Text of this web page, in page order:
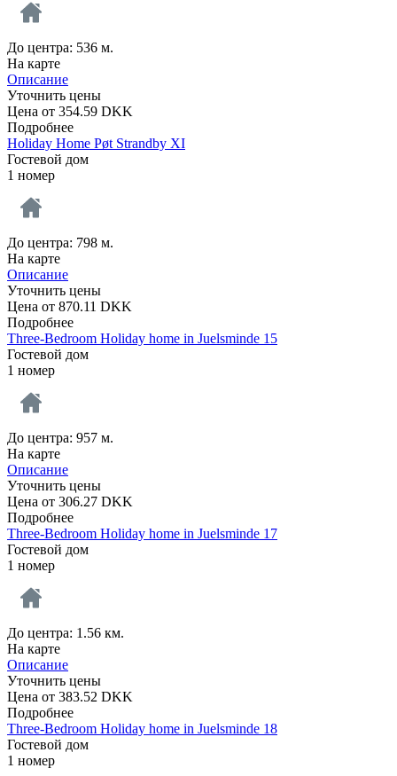
До центра: 536 м.
На карте
Описание
Уточнить цены
Цена от 354.59 DKK
Подробнее
Holiday Home Pøt Strandby XI
Гостевой дом
1 номер
До центра: 798 м.
На карте
Описание
Уточнить цены
Цена от 870.11 DKK
Подробнее
Three-Bedroom Holiday home in Juelsminde 15
Гостевой дом
1 номер
До центра: 957 м.
На карте
Описание
Уточнить цены
Цена от 306.27 DKK
Подробнее
Three-Bedroom Holiday home in Juelsminde 17
Гостевой дом
1 номер
До центра: 1.56 км.
На карте
Описание
Уточнить цены
Цена от 383.52 DKK
Подробнее
Three-Bedroom Holiday home in Juelsminde 18
Гостевой дом
1 номер